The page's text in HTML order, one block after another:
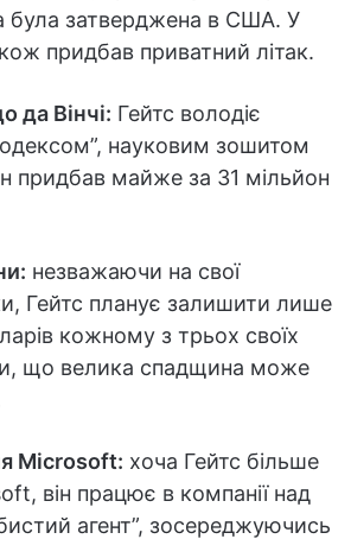
була затверджена в США. У
придбав приватний літак.
да Вінчі: Гейтс володіє
науковим зошитом
придбав майже за 31 мільйон
незважаючи на свої
Гейтс планує залишити лише
кожному з трьох своїх
що велика спадщина може
Microsoft: хоча Гейтс більше
він працює в компанії над
агент”, зосереджуючись